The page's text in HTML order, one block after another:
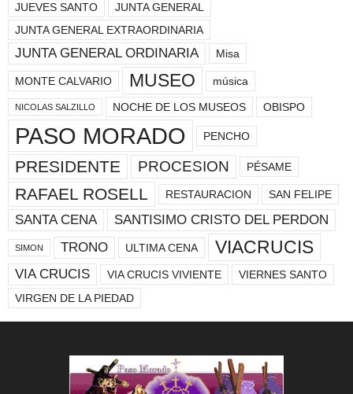
JUEVES SANTO
JUNTA GENERAL
JUNTA GENERAL EXTRAORDINARIA
JUNTA GENERAL ORDINARIA Misa
MONTE CALVARIO MUSEO música
NICOLAS SALZILLO NOCHE DE LOS MUSEOS OBISPO
PASO MORADO PENCHO
PRESIDENTE PROCESION PÉSAME
RAFAEL ROSELL RESTAURACION SAN FELIPE
SANTA CENA SANTISIMO CRISTO DEL PERDON
SIMON TRONO ULTIMA CENA VIACRUCIS
VIA CRUCIS VIA CRUCIS VIVIENTE
VIERNES SANTO
VIRGEN DE LA PIEDAD